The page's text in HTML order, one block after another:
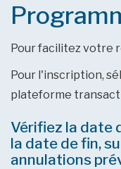
Pour facilitez votre
Pour l'inscription,
plateforme
Vérifiez la date
la date de fin,
annulations